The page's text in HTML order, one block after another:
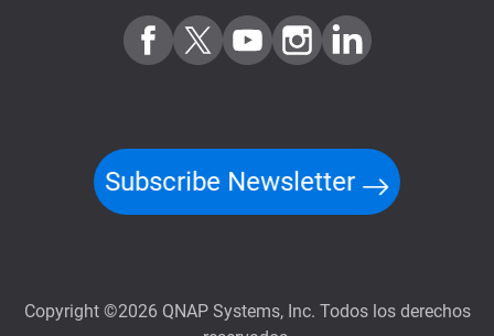
Subscribe Newsletter
Copyright ©2026 QNAP Systems, Inc. Todos los derechos